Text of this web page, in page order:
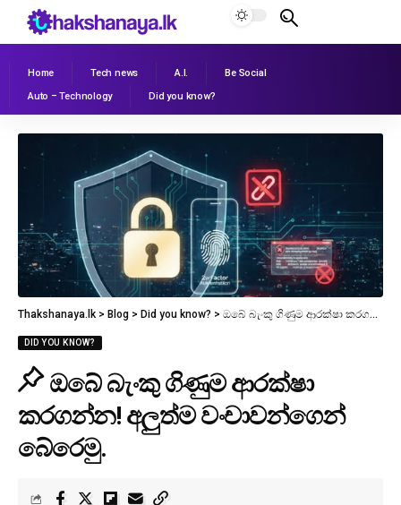
Home Tech news A.I.
Be Social
Auto – Technology
Did you know?
Thakshanaya.lk > Blog > Did you know? > ඔබේ බැංකු ගිණුම ආරක්ෂා කරගන්න! අලුත්ම වංචාවන්ගෙන් බේරෙමු.
DID YOU KNOW?
ඔබේ බැංකු ගිණුම ආරක්ෂා
කරගන්න! අලුත්ම වංචාවන්ගෙන්
බේරෙමු.